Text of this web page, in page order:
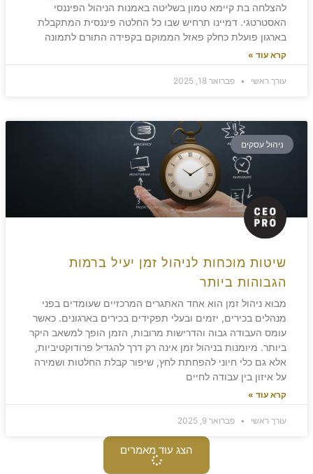
להצלחה בת קיימא טמון בשליטה באמנות הניהול הפיננסי
האסטרטגי. דמיינו תרחיש שבו כל החלטה פיננסית המתקבלת
בארגון פועלת כחלק פאזל הממוקם בקפידה התורם לתמונה
קרא עוד »
עורך ראשי פברואר 18, 2025
ניהול עסקים
שיטות מוכחות לניהול זמן יעיל ברמות
הגבוהות ביותר
מבוא ניהול זמן הוא אחד האתגרים המרכזיים שעומדים בפני
מנהלים בכירים, יזמים ובעלי תפקידים בכירים בארגונים. כאשר
עומס העבודה גבוה והדרישות מרובות, הזמן הופך למשאב היקר
ביותר. מיומנות בניהול זמן אינה רק דרך להגדיל פרודוקטיביות,
אלא גם כלי חיוני להפחתת לחץ, שיפור קבלת החלטות ושמירה
על איזון בין עבודה לחיים
קרא עוד »
עורך ראשי פברואר 9, 2025
הצג עוד מאמרים